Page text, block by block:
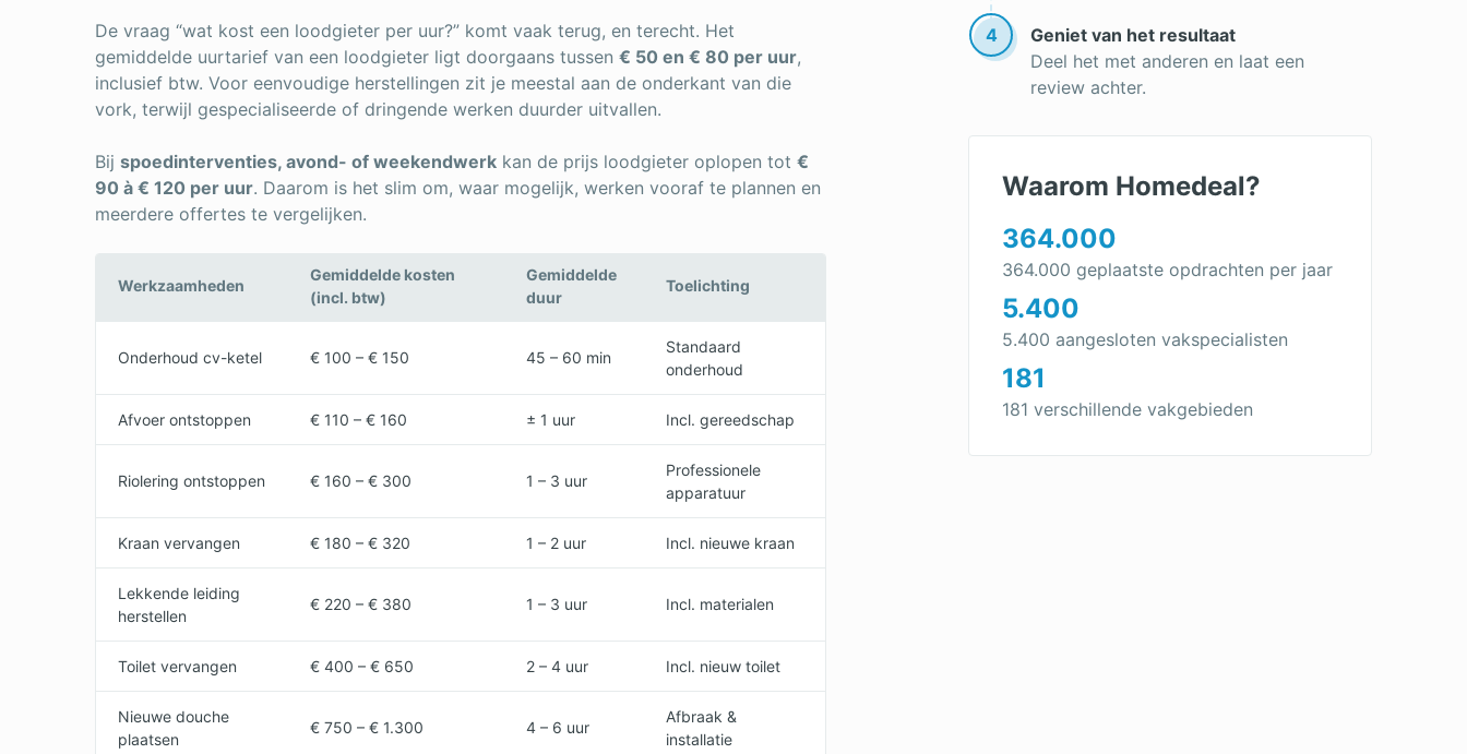
De vraag “wat kost een loodgieter per uur?” komt vaak terug, en terecht. Het
gemiddelde uurtarief van een loodgieter ligt doorgaans tussen € 50 en € 80 per uur,
inclusief btw. Voor eenvoudige herstellingen zit je meestal aan de onderkant van die
vork, terwijl gespecialiseerde of dringende werken duurder uitvallen.
Bij spoedinterventies, avond- of weekendwerk kan de prijs loodgieter oplopen tot €
90 à € 120 per uur. Daarom is het slim om, waar mogelijk, werken vooraf te plannen en
meerdere offertes te vergelijken.
Werkzaamheden
Gemiddelde kosten
(incl. btw)
Gemiddelde
duur
Toelichting
Onderhoud cv-ketel € 100 – € 150 45 – 60 min
Standaard
onderhoud
Afvoer ontstoppen € 110 – € 160 ± 1 uur Incl. gereedschap
Riolering ontstoppen € 160 – € 300 1 – 3 uur
Professionele
apparatuur
Kraan vervangen € 180 – € 320 1 – 2 uur Incl. nieuwe kraan
Lekkende leiding
herstellen
€ 220 – € 380 1 – 3 uur Incl. materialen
Toilet vervangen € 400 – € 650 2 – 4 uur Incl. nieuw toilet
Nieuwe douche
plaatsen
€ 750 – € 1.300 4 – 6 uur
Afbraak &
installatie
4
Geniet van het resultaat
Deel het met anderen en laat een
review achter.
Waarom Homedeal?
364.000
364.000 geplaatste opdrachten per jaar
5.400
5.400 aangesloten vakspecialisten
181
181 verschillende vakgebieden